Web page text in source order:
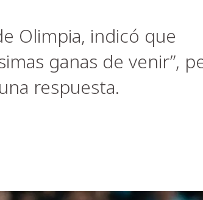
Olimpia, indicó que
ganas de venir”,
respuesta.